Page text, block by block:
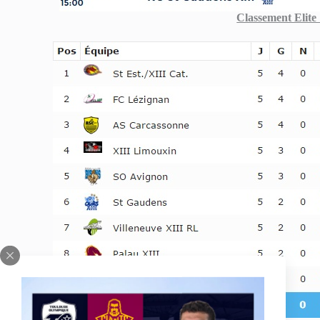
Classement Elite